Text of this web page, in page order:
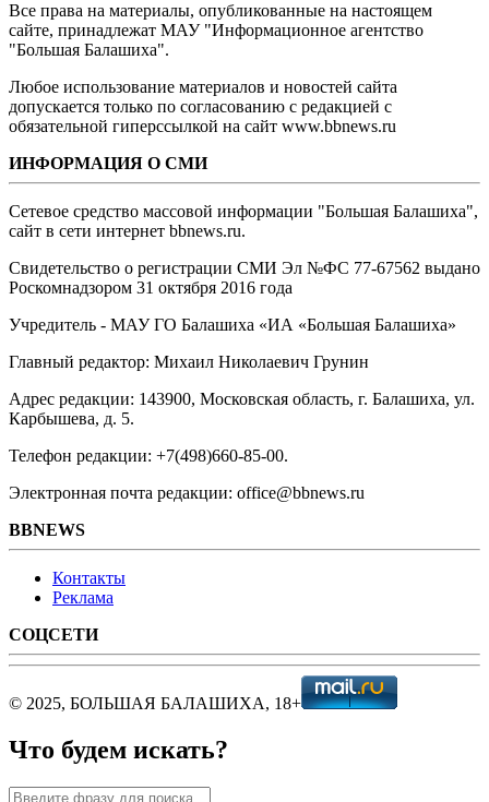
Все права на материалы, опубликованные на настоящем
сайте, принадлежат МАУ "Информационное агентство
"Большая Балашиха".
Любое использование материалов и новостей сайта
допускается только по согласованию с редакцией с
обязательной гиперссылкой на сайт www.bbnews.ru
ИНФОРМАЦИЯ О СМИ
Сетевое средство массовой информации "Большая Балашиха",
сайт в сети интернет bbnews.ru.
Свидетельство о регистрации СМИ Эл №ФС ‎77-67562 выдано
Роскомнадзором 31 октября 2016 года
Учредитель - МАУ ГО Балашиха «ИА «Большая Балашиха»
Главный редактор: Михаил Николаевич Грунин
Адрес редакции: 143900, Московская область, г. Балашиха, ул.
Карбышева, д. 5.
Телефон редакции: +7(498)660-85-00.
Электронная почта редакции: office@bbnews.ru
BBNEWS
Контакты
Реклама
СОЦСЕТИ
© 2025, БОЛЬШАЯ БАЛАШИХА, 18+
Что будем искать?